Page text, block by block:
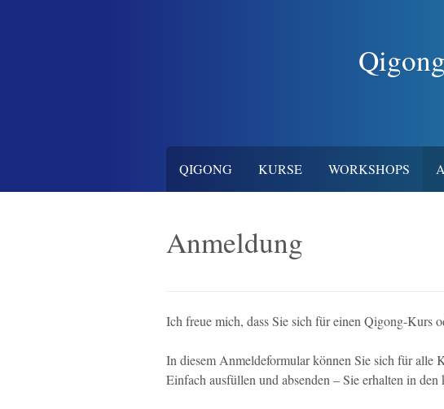
QIGONG KURSE WORKSHOPS
Anmeldung
Ich freue mich, dass Sie sich für einen Qigong-Kurs
In diesem Anmeldeformular können Sie sich für alle
Einfach ausfüllen und absenden – Sie erhalten in